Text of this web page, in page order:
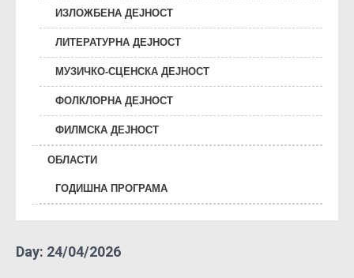
ИЗЛОЖБЕНА ДЕЈНОСТ
ЛИТЕРАТУРНА ДЕЈНОСТ
МУЗИЧКО-СЦЕНСКА ДЕЈНОСТ
ФОЛКЛОРНА ДЕЈНОСТ
ФИЛМСКА ДЕЈНОСТ
ОБЛАСТИ
ГОДИШНА ПРОГРАМА
Day: 24/04/2026